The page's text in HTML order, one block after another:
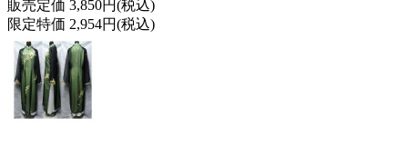
販売定価 3,850円(税込)
限定特価 2,954円(税込)